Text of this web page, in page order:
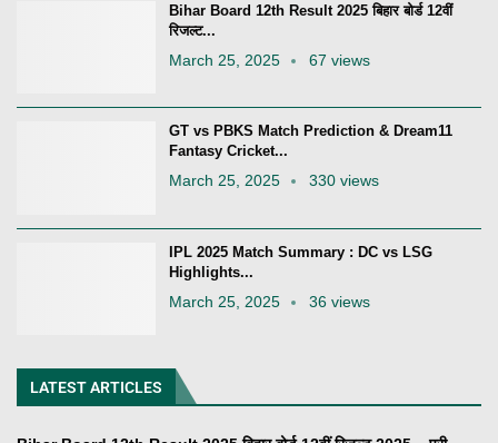
Bihar Board 12th Result 2025 बिहार बोर्ड 12वीं
रिजल्ट...
March 25, 2025 67 views
GT vs PBKS Match Prediction & Dream11
Fantasy Cricket...
March 25, 2025 330 views
IPL 2025 Match Summary : DC vs LSG
Highlights...
March 25, 2025 36 views
LATEST ARTICLES